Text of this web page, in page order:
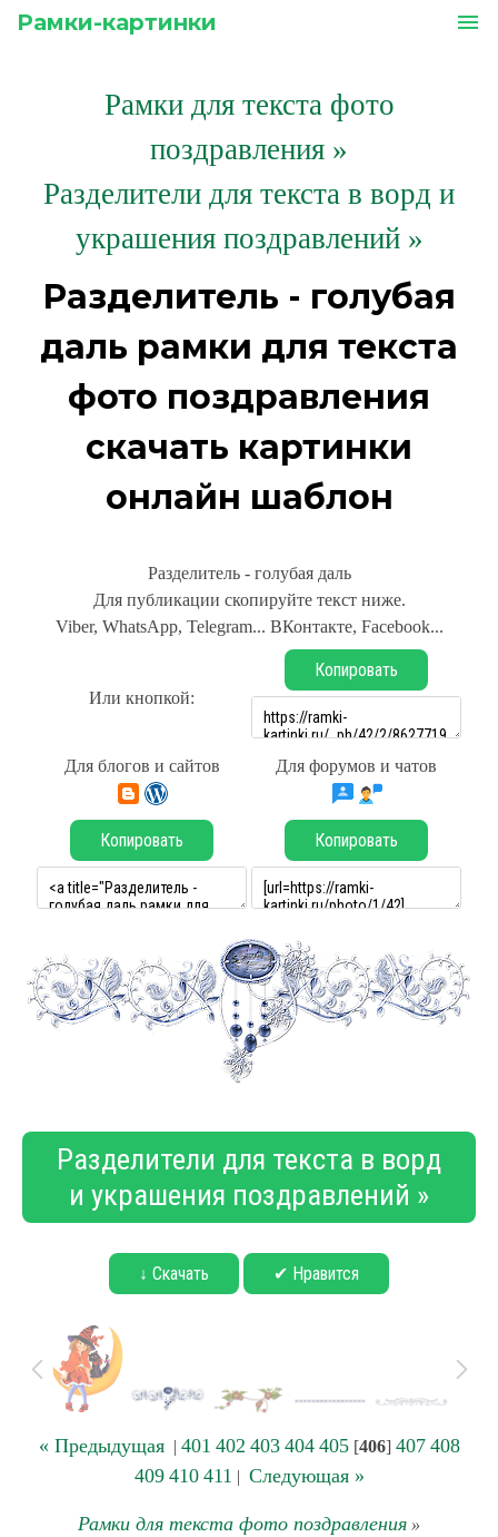
Рамки-картинки menu
Рамки для текста фото
поздравления »
Разделители для текста в ворд и
украшения поздравлений »
Разделитель - голубая
даль рамки для текста
фото поздравления
скачать картинки
онлайн шаблон
Разделитель - голубая даль
Для публикации скопируйте текст ниже.
Viber, WhatsApp, Telegram... ВКонтакте, Facebook...
Или кнопкой:
Копировать
Для блогов и сайтов Для форумов и чатов
Копировать Копировать
Разделители для текста в ворд
и украшения поздравлений »
↓ Скачать ✔ Нравится
« Предыдущая| 401 402 403 404 405[406] 407 408
409 410 411 | Следующая »
Рамки для текста фото поздравления »